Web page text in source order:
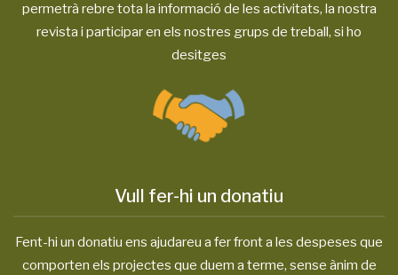
permetrà rebre tota la informació de les activitats, la nostra
revista i participar en els nostres grups de treball, si ho
desitges
Vull fer-hi un donatiu
Fent-hi un donatiu ens ajudareu a fer front a les despeses que
comporten els projectes que duem a terme, sense ànim de